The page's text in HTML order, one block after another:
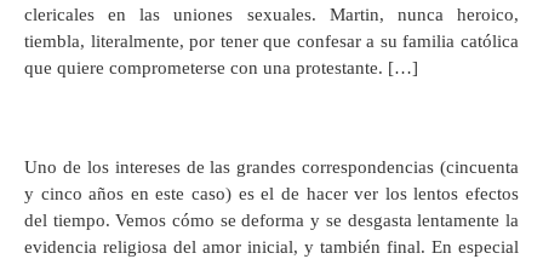
clericales en las uniones sexuales. Martin, nunca heroico,
tiembla, literalmente, por tener que confesar a su familia católica
que quiere comprometerse con una protestante. […]
Uno de los intereses de las grandes correspondencias (cincuenta
y cinco años en este caso) es el de hacer ver los lentos efectos
del tiempo. Vemos cómo se deforma y se desgasta lentamente la
evidencia religiosa del amor inicial, y también final. En especial